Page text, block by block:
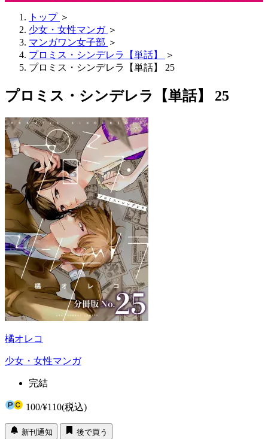
トップ ＞
少女・女性マンガ ＞
マンガワン女子部 ＞
プロミス・シンデレラ【単話】
＞
プロミス・シンデレラ【単話】 25
プロミス・シンデレラ【単話】 25
橘オレコ
少女・女性マンガ
完結
100/¥110(税込)
新刊通知
後で買う